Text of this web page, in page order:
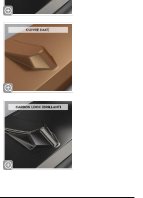
avant pour Audi SQ5 8R toutes